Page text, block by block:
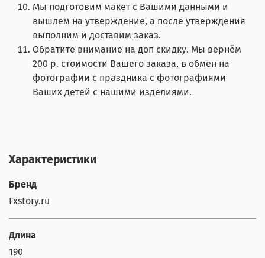
Мы подготовим макет с Вашими данными и
вышлем на утверждение, а после утверждения
выполним и доставим заказ.
Обратите внимание на доп скидку. Мы вернём
200 р. стоимости Вашего заказа, в обмен на
фотографии с праздника с фотографиями
Ваших детей с нашими изделиями.
Характеристики
Бренд
Fxstory.ru
Длина
190